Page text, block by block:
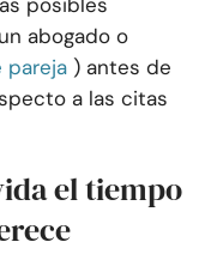
abogado o
pareja ) antes de
a las citas
el tiempo